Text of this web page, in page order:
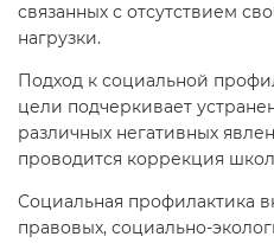
связанных с отсутствием
нагрузки.
Подход к социальной
цели подчеркивает
различных негативных
проводится коррекция
Социальная профилактика
правовых, социально-